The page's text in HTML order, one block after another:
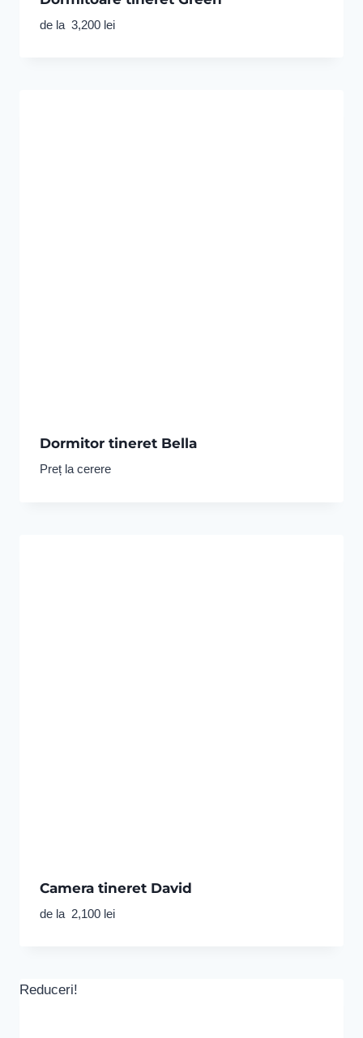
de la 3,200 lei
Dormitor tineret Bella
Preț la cerere
Camera tineret David
de la 2,100 lei
Reduceri!